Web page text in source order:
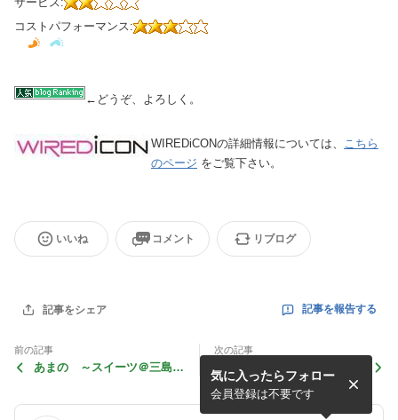
コストパフォーマンス:
←どうぞ、よろしく。
WIREDiCONの詳細情報については、
こちら
のページ をご覧下さい。
いいね コメント リブログ
記事をシェア 記事を報告する
前の記事
あまの ～スイーツ＠三島～
次の記事
アフターバー石垣 ～バー＠
三島～ 静岡おいしいもん!!!
気に入ったらフォロー
会員登録は不要です